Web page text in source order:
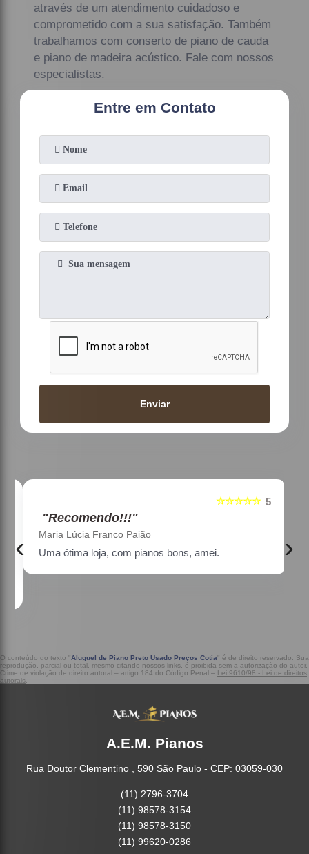
através de um atendimento cuidadoso e
comprometido com a sua satisfação. Também
trabalhamos com conserto de piano de cauda
e piano de madeira acústico. Fale com nossos
especialistas.
Entre em Contato
Enviar
5
☆☆☆☆☆
"Recomendo!!!"
Maria Lúcia Franco Paião
Uma ótima loja, com pianos bons, amei.
‹ ›
O conteúdo do texto "Aluguel de Piano Preto Usado Preços Cotia" é de direito reservado. Sua
reprodução, parcial ou total, mesmo citando nossos links, é proibida sem a autorização do autor.
Crime de violação de direito autoral – artigo 184 do Código Penal – Lei 9610/98 - Lei de direitos
autorais
A.E.M. Pianos
Rua Doutor Clementino , 590 São Paulo - CEP: 03059-030
(11) 2796-3704
(11) 98578-3154
(11) 98578-3150
(11) 99620-0286